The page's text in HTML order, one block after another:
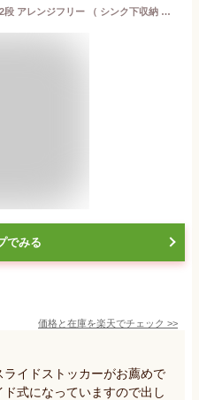
スライドストッカー シンク下 2段 アレンジフリー （ シンク下収納 収納ストッカー キッチン収納 シンク下ストッカー 洗面台下ラック コンロ下 シンク収納 収納ラック 隙間収納 スリム ラック ）【3980円以上送料無料】
でみる
価格と在庫を楽天でチェック >>
イドストッカーがお薦めで
式になっていますので出し